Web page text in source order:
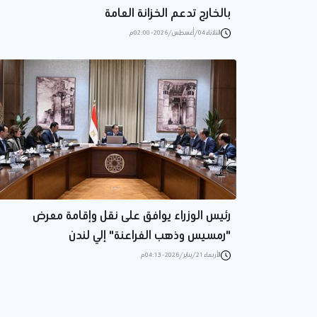
بالخارج تدعم الخزانة العامة
الثلاثاء 04/أغسطس/2026 - 02:00 م
رئيس الوزراء يوافق على نقل وإقامة معرض
"رمسيس وذهب الفراعنة" إلي لندن
الأربعاء 21/يناير/2026 - 04:13 م